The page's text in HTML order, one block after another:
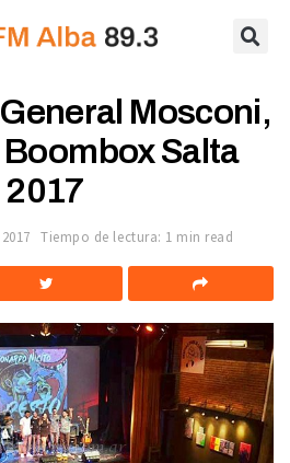
Mosconi,
Salta
2017
Tiempo de lectura: 1 min read